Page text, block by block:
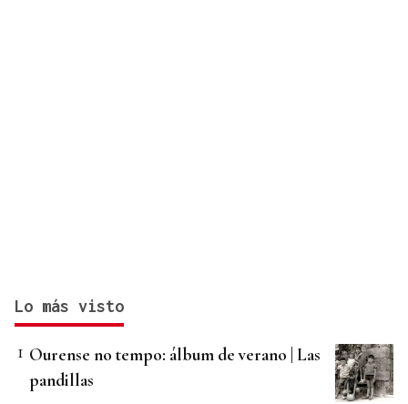
Lo más visto
Ourense no tempo: álbum de verano | Las
pandillas